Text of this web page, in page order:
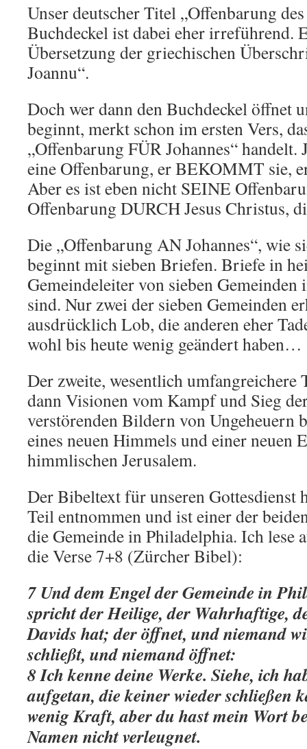
Unser deutscher Titel „Offenbarung
Buchdeckel ist dabei eher irreführend.
Übersetzung der griechischen
Joannu“.
Doch wer dann den Buchdeckel öffnet
beginnt, merkt schon im ersten Vers,
„Offenbarung FÜR Johannes“ handelt.
eine Offenbarung, er BEKOMMT sie,
Aber es ist eben nicht SEINE
Offenbarung DURCH Jesus Christus,
Die „Offenbarung AN Johannes“, wie
beginnt mit sieben Briefen. Briefe in
Gemeindeleiter von sieben
sind. Nur zwei der sieben Gemeinden
ausdrücklich Lob, die anderen eher
wohl bis heute wenig geändert haben…
Der zweite, wesentlich umfangreichere
dann Visionen vom Kampf und Sieg
verstörenden Bildern von Ungeheuern
eines neuen Himmels und einer neuen
himmlischen Jerusalem.
Der Bibeltext für unseren Gottesdienst
Teil entnommen und ist einer der
die Gemeinde in Philadelphia. Ich lese
die Verse 7+8 (Zürcher Bibel):
7 Und dem Engel der Gemeinde in
spricht der Heilige, der Wahrhaftige,
Davids hat; der öffnet, und niemand
schließt, und niemand öffnet:
8 Ich kenne deine Werke. Siehe, ich
aufgetan, die keiner wieder schließen
wenig Kraft, aber du hast mein Wort
Namen nicht verleugnet.